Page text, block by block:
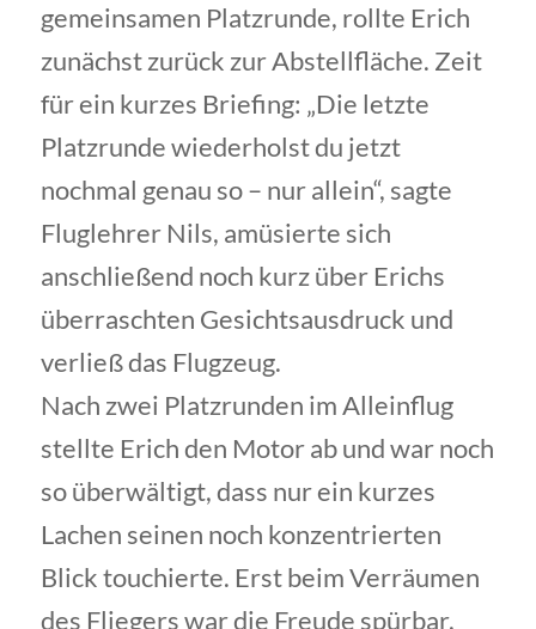
gemeinsamen Platzrunde, rollte Erich
zunächst zurück zur Abstellfläche. Zeit
für ein kurzes Briefing: „Die letzte
Platzrunde wiederholst du jetzt
nochmal genau so – nur allein“, sagte
Fluglehrer Nils, amüsierte sich
anschließend noch kurz über Erichs
überraschten Gesichtsausdruck und
verließ das Flugzeug.
Nach zwei Platzrunden im Alleinflug
stellte Erich den Motor ab und war noch
so überwältigt, dass nur ein kurzes
Lachen seinen noch konzentrierten
Blick touchierte. Erst beim Verräumen
des Fliegers war die Freude spürbar,